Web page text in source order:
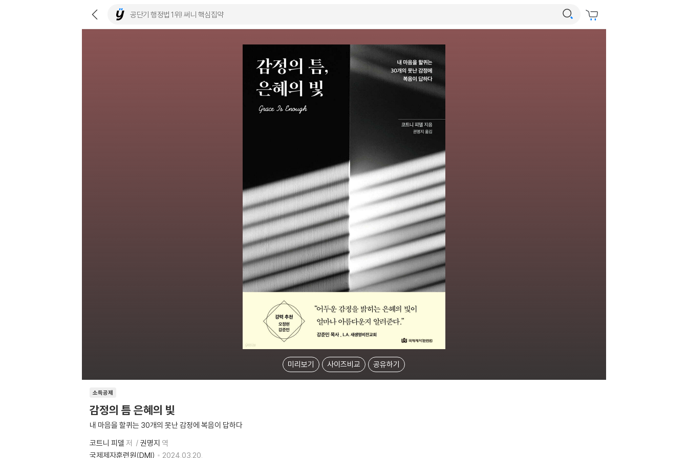
미리보기 사이즈비교 공유하기
소득공제
감정의 틈 은혜의 빛
내 마음을 할퀴는 30개의 못난 감정에 복음이 답하다
코트니 피델 저 권명지 역
국제제자훈련원(DMI)
2024.03.20.